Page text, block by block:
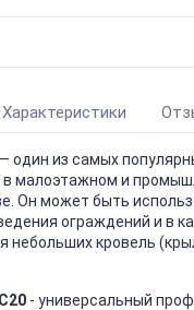
Характеристики
— один из самых
малоэтажном и
Он может быть
ограждений и в
небольших кровель
- универсальный